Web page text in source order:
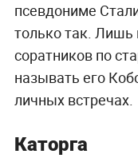
псевдониме
только так. Лишь
соратников по
называть его
личных встречах.
Каторга